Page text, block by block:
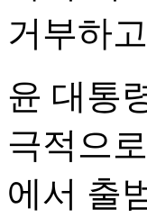
거부하
윤 대통
극적으
에서 출